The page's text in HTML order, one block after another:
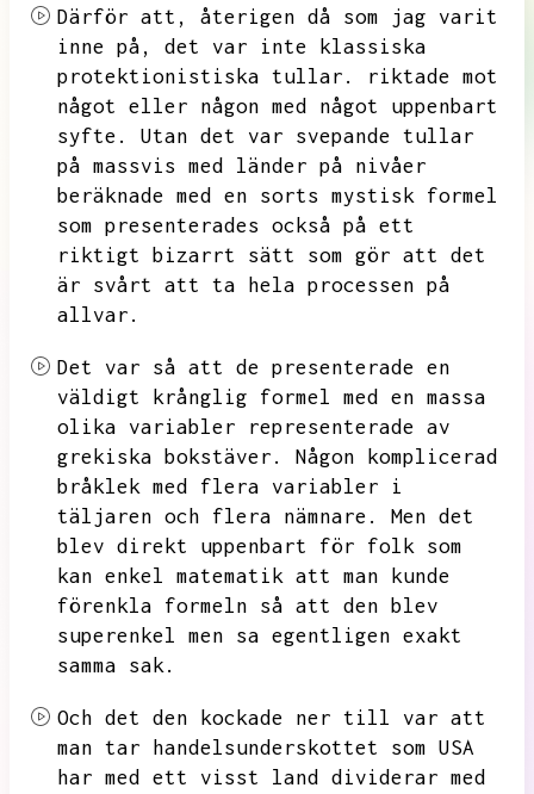
Därför att,
återigen då som jag varit
inne på,
det var inte klassiska
protektionistiska tullar.
riktade mot
något eller någon med något uppenbart
syfte.
Utan det var svepande tullar
på massvis med länder på nivåer
beräknade med en sorts mystisk formel
som presenterades också på ett
riktigt bizarrt sätt som gör att det
är svårt att ta hela processen på
allvar.
Det var så att de presenterade en
väldigt krånglig formel med en massa
olika variabler representerade av
grekiska bokstäver.
Någon komplicerad
bråklek med flera variabler i
täljaren och flera nämnare.
Men det
blev direkt uppenbart för folk som
kan enkel matematik att man kunde
förenkla formeln så att den blev
superenkel men sa egentligen exakt
samma sak.
Och det den kockade ner till var att
man tar handelsunderskottet som USA
har med ett visst land dividerar med